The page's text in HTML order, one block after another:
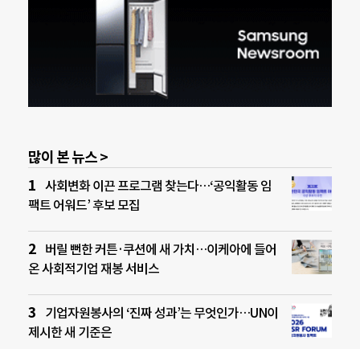
많이 본 뉴스 >
사회변화 이끈 프로그램 찾는다…‘공익활동 임
팩트 어워드’ 후보 모집
버릴 뻔한 커튼·쿠션에 새 가치…이케아에 들어
온 사회적기업 재봉 서비스
기업자원봉사의 ‘진짜 성과’는 무엇인가…UN이
제시한 새 기준은